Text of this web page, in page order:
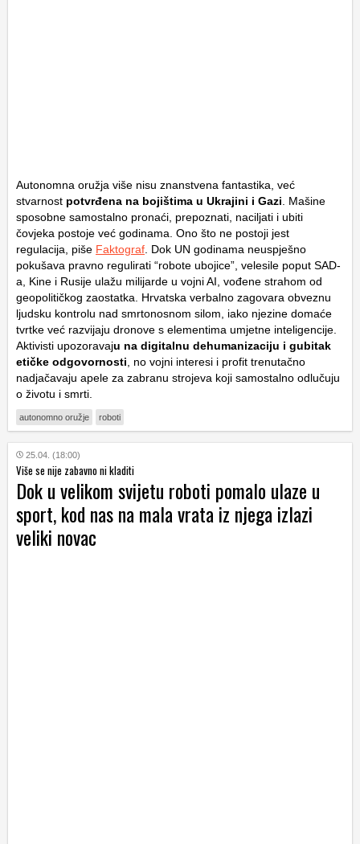
Autonomna oružja više nisu znanstvena fantastika, već
stvarnost potvrđena na bojištima u Ukrajini i Gazi . Mašine
sposobne samostalno pronaći, prepoznati, naciljati i ubiti
čovjeka postoje već godinama. Ono što ne postoji jest
regulacija, piše Faktograf . Dok UN godinama neuspješno
pokušava pravno regulirati “robote ubojice”, velesile poput SAD-
a, Kine i Rusije ulažu milijarde u vojni AI, vođene strahom od
geopolitičkog zaostatka. Hrvatska verbalno zagovara obveznu
ljudsku kontrolu nad smrtonosnom silom, iako njezine domaće
tvrtke već razvijaju dronove s elementima umjetne inteligencije.
Aktivisti upozoravaju na digitalnu dehumanizaciju i gubitak
etičke odgovornosti , no vojni interesi i profit trenutačno
nadjačavaju apele za zabranu strojeva koji samostalno odlučuju
o životu i smrti.
autonomno oružje roboti
25.04. (18:00)
Više se nije zabavno ni kladiti
Dok u velikom svijetu roboti pomalo ulaze u
sport, kod nas na mala vrata iz njega izlazi
veliki novac